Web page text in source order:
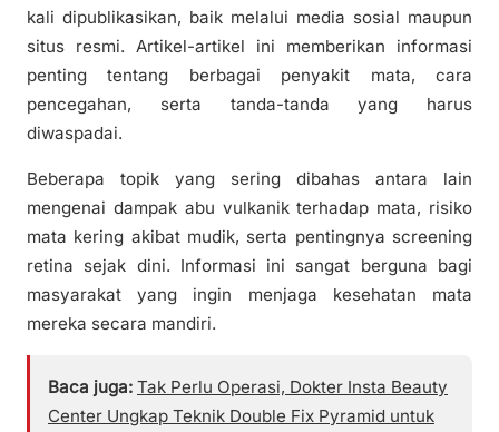
kali dipublikasikan, baik melalui media sosial maupun
situs resmi. Artikel-artikel ini memberikan informasi
penting tentang berbagai penyakit mata, cara
pencegahan, serta tanda-tanda yang harus
diwaspadai.
Beberapa topik yang sering dibahas antara lain
mengenai dampak abu vulkanik terhadap mata, risiko
mata kering akibat mudik, serta pentingnya screening
retina sejak dini. Informasi ini sangat berguna bagi
masyarakat yang ingin menjaga kesehatan mata
mereka secara mandiri.
Baca juga: Tak Perlu Operasi, Dokter Insta Beauty
Center Ungkap Teknik Double Fix Pyramid untuk